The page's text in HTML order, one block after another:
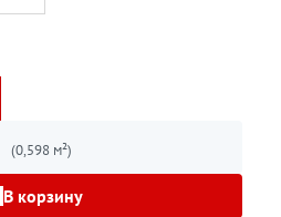
(0,598 м²)
В корзину